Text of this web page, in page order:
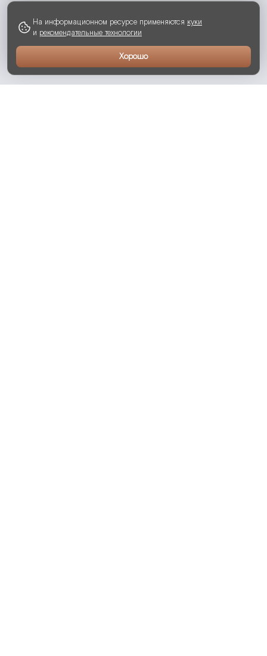
На информационном ресурсе применяются куки
и рекомендательные технологии
Хорошо